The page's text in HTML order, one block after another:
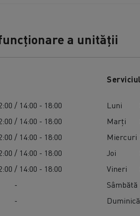
a unității
/ 14:00 - 18:00
/ 14:00 - 18:00
/ 14:00 - 18:00
/ 14:00 - 18:00
/ 14:00 - 18:00
-
-
Serviciul
Luni
Marți
Miercuri
Joi
Vineri
Sâmbătă
Duminică